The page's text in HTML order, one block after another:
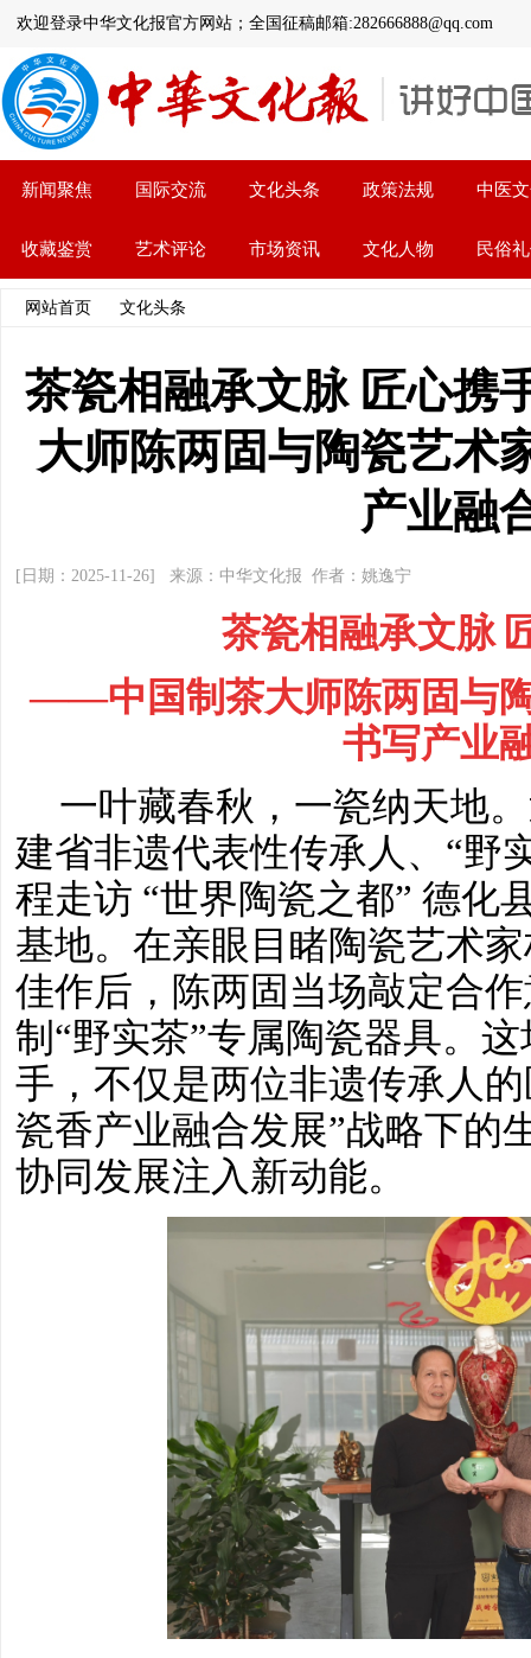
欢迎登录中华文化报官方网站；全国征稿邮箱:282666888@qq.com
新闻聚焦 国际交流 文化头条 政策法规 中医
收藏鉴赏 艺术评论 市场资讯 文化人物 民俗
网站首页 文化头条
茶瓷相融承文脉 匠心
大师陈两固与陶瓷艺术
产业融
[日期：2025-11-26] 来源：中华文化报 作者：姚逸宁
茶瓷相融承文脉
——中国制茶大师陈两固与
书写产业
一叶藏春秋，一瓷纳天地
建省非遗代表性传承人、 “野
程走访 “世界陶瓷之都” 德化
基地。在亲眼目睹陶瓷艺术
佳作后，陈两固当场敲定合
制“野实茶”专属陶瓷器具。
手，不仅是两位非遗传承人
瓷香产业融合发展”战略下的
协同发展注入新动能。